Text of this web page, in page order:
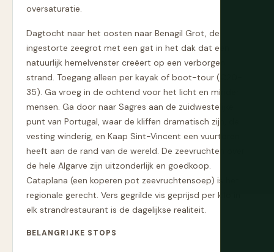
oversaturatie.
Dagtocht naar het oosten naar Benagil Grot, de
ingestorte zeegrot met een gat in het dak dat een
natuurlijk hemelvenster creëert op een verborgen
strand. Toegang alleen per kayak of boot-tour (€20-
35). Ga vroeg in de ochtend voor het licht en minder
mensen. Ga door naar Sagres aan de zuidwestelijke
punt van Portugal, waar de kliffen dramatisch zijn, de
vesting winderig, en Kaap Sint-Vincent een vuurtoren
heeft aan de rand van de wereld. De zeevruchten over
de hele Algarve zijn uitzonderlijk en goedkoop.
Cataplana (een koperen pot zeevruchtensoep) is het
regionale gerecht. Vers gegrilde vis geprijsd per kilo in
elk strandrestaurant is de dagelijkse realiteit.
BELANGRIJKE STOPS